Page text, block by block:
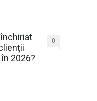
2026?
0